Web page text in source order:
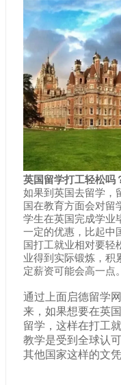
英国留学打工轻松吗
如果到英国去留学，
国在教育方面会对留
学生在英国完成学业
一定的优惠，比起中
国打工就业相对要轻
业得到实际锻炼，积
定薪资可能会高一点。
通过上面启德留学
来，如果想要在英
留学，这样在打工
教学是受到全球认
其他国家这样的文